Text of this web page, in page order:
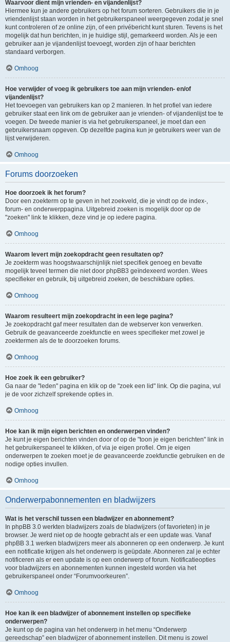
Waarvoor dient mijn vrienden- en vijandenlijst?
Hiermee kun je andere gebruikers op het forum sorteren. Gebruikers die in je
vriendenlijst staan worden in het gebruikerspaneel weergegeven zodat je snel
kunt controleren of ze online zijn, of een privébericht kunt sturen. Tevens is het
mogelijk dat hun berichten, in je huidige stijl, gemarkeerd worden. Als je een
gebruiker aan je vijandenlijst toevoegt, worden zijn of haar berichten
standaard verborgen.
Omhoog
Hoe verwijder of voeg ik gebruikers toe aan mijn vrienden- en/of
vijandenlijst?
Het toevoegen van gebruikers kan op 2 manieren. In het profiel van iedere
gebruiker staat een link om de gebruiker aan je vrienden- of vijandenlijst toe te
voegen. De tweede manier is via het gebruikerspaneel, je moet dan een
gebruikersnaam opgeven. Op dezelfde pagina kun je gebruikers weer van de
lijst verwijderen.
Omhoog
Forums doorzoeken
Hoe doorzoek ik het forum?
Door een zoekterm op te geven in het zoekveld, die je vindt op de index-,
forum- en onderwerppagina. Uitgebreid zoeken is mogelijk door op de
"zoeken" link te klikken, deze vind je op iedere pagina.
Omhoog
Waarom levert mijn zoekopdracht geen resultaten op?
Je zoekterm was hoogstwaarschijnlijk niet specifiek genoeg en bevatte
mogelijk teveel termen die niet door phpBB3 geïndexeerd worden. Wees
specifieker en gebruik, bij uitgebreid zoeken, de beschikbare opties.
Omhoog
Waarom resulteert mijn zoekopdracht in een lege pagina?
Je zoekopdracht gaf meer resultaten dan de webserver kon verwerken.
Gebruik de geavanceerde zoekfunctie en wees specifieker met zowel je
zoektermen als de te doorzoeken forums.
Omhoog
Hoe zoek ik een gebruiker?
Ga naar de "leden" pagina en klik op de "zoek een lid" link. Op die pagina, vul
je de voor zichzelf sprekende opties in.
Omhoog
Hoe kan ik mijn eigen berichten en onderwerpen vinden?
Je kunt je eigen berichten vinden door of op de "toon je eigen berichten" link in
het gebruikerspaneel te klikken, of via je eigen profiel. Om je eigen
onderwerpen te zoeken moet je de geavanceerde zoekfunctie gebruiken en de
nodige opties invullen.
Omhoog
Onderwerpabonnementen en bladwijzers
Wat is het verschil tussen een bladwijzer en abonnement?
In phpBB 3.0 werkten bladwijzers zoals de bladwijzers (of favorieten) in je
browser. Je werd niet op de hoogte gebracht als er een update was. Vanaf
phpBB 3.1 werken bladwijzers meer als abonneren op een onderwerp. Je kunt
een notificatie krijgen als het onderwerp is geüpdate. Abonneren zal je echter
notificeren als er een update is op een onderwerp of forum. Notificatieopties
voor bladwijzers en abonnementen kunnen ingesteld worden via het
gebruikerspaneel onder “Forumvoorkeuren”.
Omhoog
Hoe kan ik een bladwijzer of abonnement instellen op specifieke
onderwerpen?
Je kunt op de pagina van het onderwerp in het menu “Onderwerp
gereedschap” een bladwijzer of abonnement instellen. Dit menu is zowel